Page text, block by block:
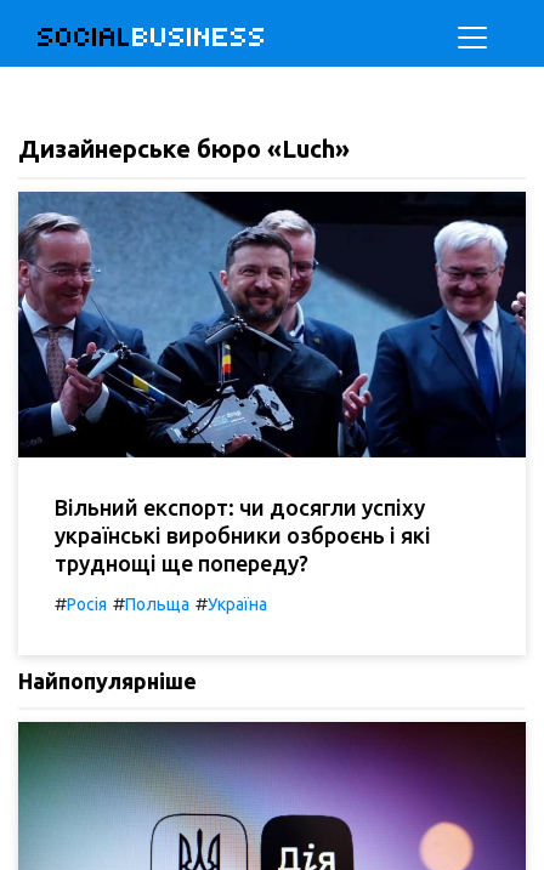
SOCIALBUSINESS
Дизайнерське бюро «Luch»
Вільний експорт: чи досягли успіху
українські виробники озброєнь і які
труднощі ще попереду?
#Росія #Польща #Україна
Найпопулярніше